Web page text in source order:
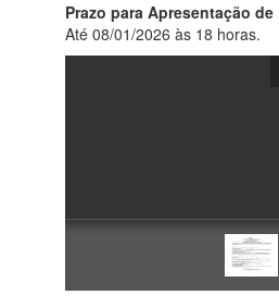
Prazo para Apresentação
Até 08/01/2026 às 18 horas.